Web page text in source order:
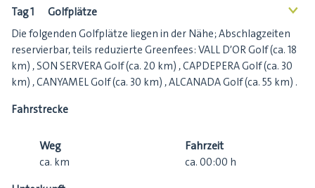
Tag 1 Golfplätze <
Die folgenden Golfplätze liegen in der Nähe; Abschlagzeiten
reservierbar, teils reduzierte Greenfees: VALL D’OR Golf (ca. 18
km) , SON SERVERA Golf (ca. 20 km) , CAPDEPERA Golf (ca. 30
km) , CANYAMEL Golf (ca. 30 km) , ALCANADA Golf (ca. 55 km) .
Fahrstrecke
Weg
ca. km
Fahrzeit
ca. 00:00 h